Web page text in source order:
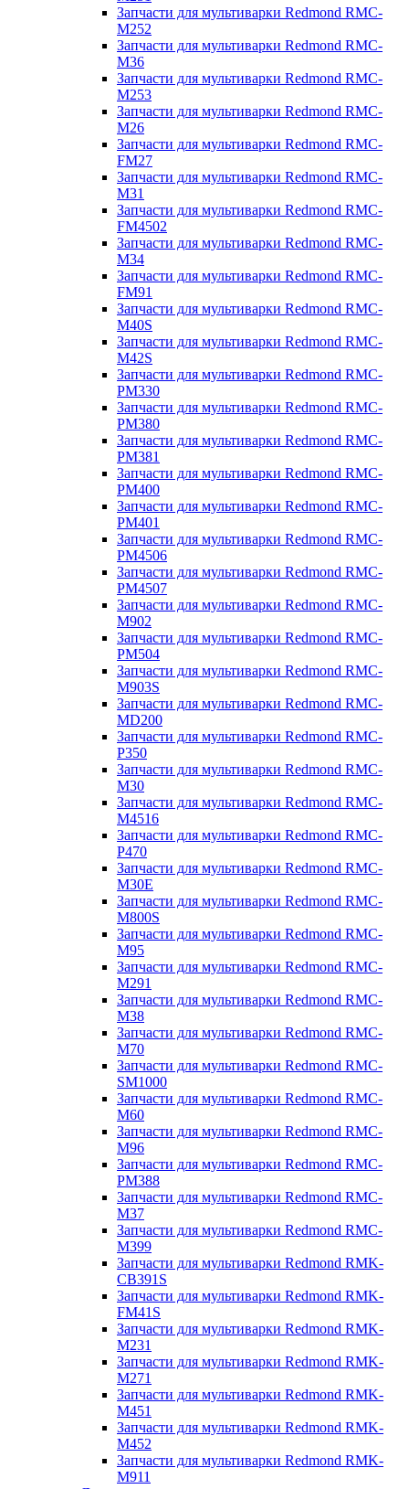
Запчасти для мультиварки Redmond RMC-
M252
Запчасти для мультиварки Redmond RMC-
M36
Запчасти для мультиварки Redmond RMC-
M253
Запчасти для мультиварки Redmond RMC-
M26
Запчасти для мультиварки Redmond RMC-
FM27
Запчасти для мультиварки Redmond RMC-
M31
Запчасти для мультиварки Redmond RMC-
FM4502
Запчасти для мультиварки Redmond RMC-
M34
Запчасти для мультиварки Redmond RMC-
FM91
Запчасти для мультиварки Redmond RMC-
M40S
Запчасти для мультиварки Redmond RMC-
M42S
Запчасти для мультиварки Redmond RMC-
PM330
Запчасти для мультиварки Redmond RMC-
PM380
Запчасти для мультиварки Redmond RMC-
PM381
Запчасти для мультиварки Redmond RMC-
PM400
Запчасти для мультиварки Redmond RMC-
PM401
Запчасти для мультиварки Redmond RMC-
PM4506
Запчасти для мультиварки Redmond RMC-
PM4507
Запчасти для мультиварки Redmond RMC-
M902
Запчасти для мультиварки Redmond RMC-
PM504
Запчасти для мультиварки Redmond RMC-
M903S
Запчасти для мультиварки Redmond RMC-
MD200
Запчасти для мультиварки Redmond RMC-
P350
Запчасти для мультиварки Redmond RMC-
M30
Запчасти для мультиварки Redmond RMC-
M4516
Запчасти для мультиварки Redmond RMC-
P470
Запчасти для мультиварки Redmond RMC-
M30E
Запчасти для мультиварки Redmond RMC-
M800S
Запчасти для мультиварки Redmond RMC-
M95
Запчасти для мультиварки Redmond RMC-
M291
Запчасти для мультиварки Redmond RMC-
M38
Запчасти для мультиварки Redmond RMC-
M70
Запчасти для мультиварки Redmond RMC-
SM1000
Запчасти для мультиварки Redmond RMC-
M60
Запчасти для мультиварки Redmond RMC-
M96
Запчасти для мультиварки Redmond RMC-
PM388
Запчасти для мультиварки Redmond RMC-
M37
Запчасти для мультиварки Redmond RMC-
M399
Запчасти для мультиварки Redmond RMK-
CB391S
Запчасти для мультиварки Redmond RMK-
FM41S
Запчасти для мультиварки Redmond RMK-
M231
Запчасти для мультиварки Redmond RMK-
M271
Запчасти для мультиварки Redmond RMK-
M451
Запчасти для мультиварки Redmond RMK-
M452
Запчасти для мультиварки Redmond RMK-
M911